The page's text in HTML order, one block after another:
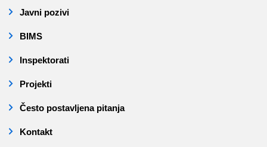
Javni pozivi
BIMS
Inspektorati
Projekti
Često postavljena pitanja
Kontakt